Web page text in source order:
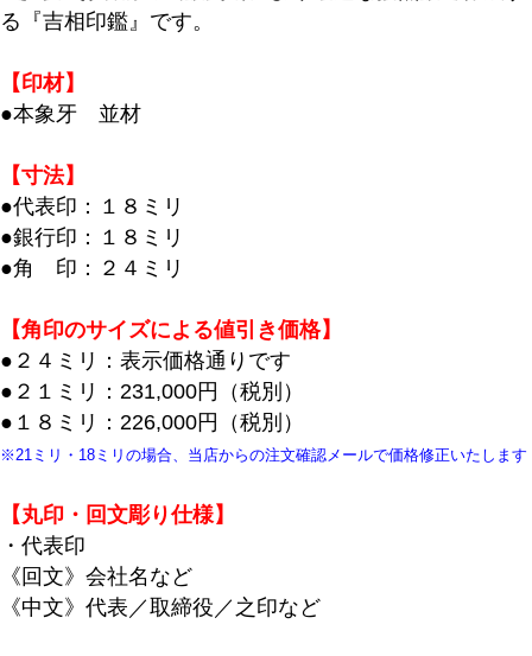
る『吉相印鑑』です。
【印材】
●本象牙 並材
【寸法】
●代表印：１８ミリ
●銀行印：１８ミリ
●角 印：２４ミリ
【角印のサイズによる値引き価格】
●２４ミリ：表示価格通りです
●２１ミリ：231,000円（税別）
●１８ミリ：226,000円（税別）
※21ミリ・18ミリの場合、当店からの注文確認メールで価格修正いたします
【丸印・回文彫り仕様】
・代表印
《回文》会社名など
《中文》代表／取締役／之印など